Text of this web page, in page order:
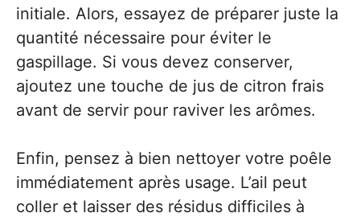
initiale. Alors, essayez de préparer juste la
quantité nécessaire pour éviter le
gaspillage. Si vous devez conserver,
ajoutez une touche de jus de citron frais
avant de servir pour raviver les arômes.
Enfin, pensez à bien nettoyer votre poêle
immédiatement après usage. L’ail peut
coller et laisser des résidus difficiles à